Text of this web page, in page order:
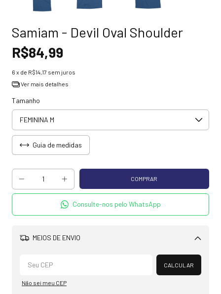
Samiam - Devil Oval Shoulder
R$84,99
6 x de R$14,17 sem juros
Ver mais detalhes
Tamanho
Guia de medidas
Consulte-nos pelo WhatsApp
MEIOS DE ENVIO
Alterar CEP
CALCULAR
Não sei meu CEP